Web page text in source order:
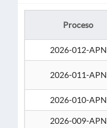
Proceso
2026-012-APN
2026-011-APN
2026-010-APN
2026-009-APN